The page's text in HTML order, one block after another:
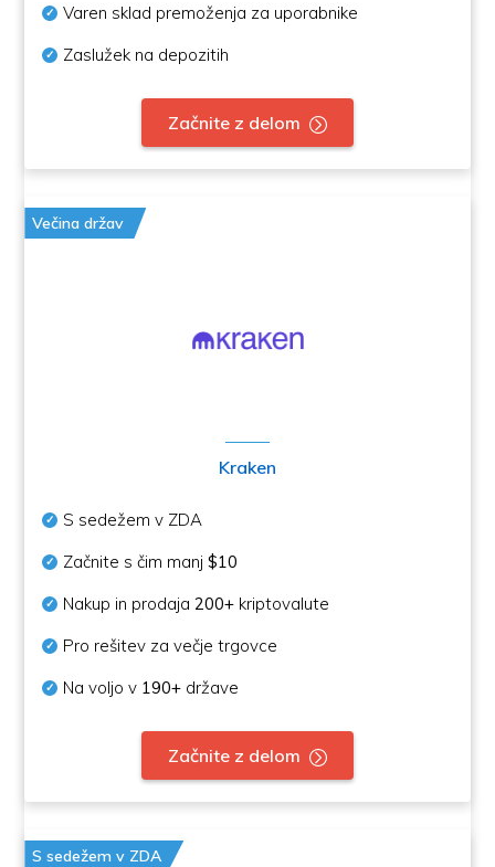
Varen sklad premoženja za uporabnike
Zaslužek na depozitih
Začnite z delom
Večina držav
Kraken
S sedežem v ZDA
Začnite s čim manj$10
Nakup in prodaja200+ kriptovalute
Pro rešitev za večje trgovce
Na voljo v 190+ države
Začnite z delom
S sedežem v ZDA